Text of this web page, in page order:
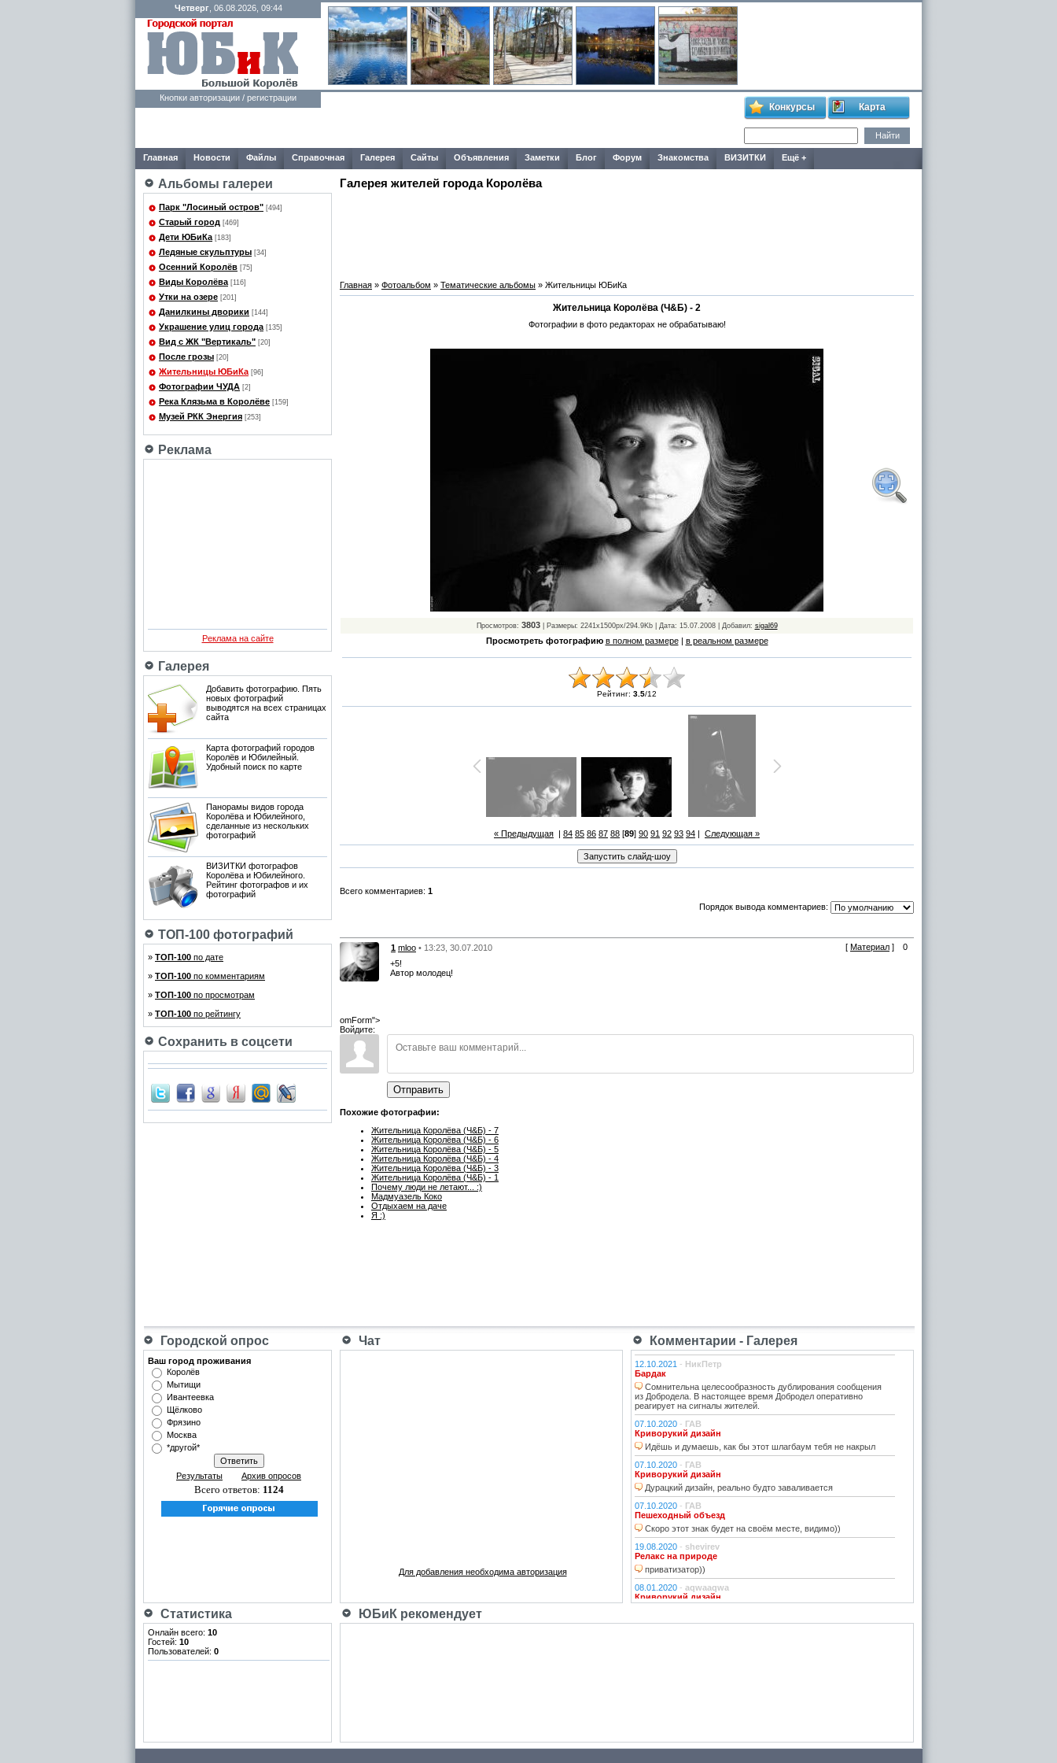
Четверг, 06.08.2026, 09:44
Кнопки авторизации / регистрации
Конкурсы Карта
Главная Новости Файлы Справочная Галерея Сайты Объявления Заметки Блог Форум Знакомства ВИЗИТКИ Ещё +
Альбомы галереи
Парк "Лосиный остров" [494]
Старый город [469]
Дети ЮБиКа [183]
Ледяные скульптуры [34]
Осенний Королёв [75]
Виды Королёва [116]
Утки на озере [201]
Данилкины дворики [144]
Украшение улиц города [135]
Вид с ЖК "Вертикаль" [20]
После грозы [20]
Жительницы ЮБиКа [96]
Фотографии ЧУДА [2]
Река Клязьма в Королёве [159]
Музей РКК Энергия [253]
Реклама
Реклама на сайте
Галерея
Добавить фотографию. Пять
новых фотографий
выводятся на всех страницах
сайта
Карта фотографий городов
Королёв и Юбилейный.
Удобный поиск по карте
Панорамы видов города
Королёва и Юбилейного,
сделанные из нескольких
фотографий
ВИЗИТКИ фотографов
Королёва и Юбилейного.
Рейтинг фотографов и их
фотографий
ТОП-100 фотографий
» ТОП-100 по дате
» ТОП-100 по комментариям
» ТОП-100 по просмотрам
» ТОП-100 по рейтингу
Сохранить в соцсети
Галерея жителей города Королёва
Главная » Фотоальбом » Тематические альбомы » Жительницы ЮБиКа
Жительница Королёва (Ч&Б) - 2
Фотографии в фото редакторах не обрабатываю!
Просмотров: 3803| Размеры: 2241x1500px/294.9Kb | Дата: 15.07.2008 | Добавил: sigal69
Просмотреть фотографию в полном размере| в реальном размере
Рейтинг: 3.5/12
« Предыдущая | 84 85 86 87 88 [89] 90 91 92 93 94 | Следующая »
Всего комментариев: 1
Порядок вывода комментариев:
[ Материал ] 0
1 mloo • 13:23, 30.07.2010
+5!
Автор молодец!
omForm">
Войдите:
Отправить
Похожие фотографии:
Жительница Королёва (Ч&Б) - 7
Жительница Королёва (Ч&Б) - 6
Жительница Королёва (Ч&Б) - 5
Жительница Королёва (Ч&Б) - 4
Жительница Королёва (Ч&Б) - 3
Жительница Королёва (Ч&Б) - 1
Почему люди не летают... :)
Мадмуазель Коко
Отдыхаем на даче
Я :)
Городской опрос Чат Комментарии - Галерея
Ваш город проживания
Королёв
Мытищи
Ивантеевка
Щёлково
Фрязино
Москва
*другой*
Результаты Архив опросов
Всего ответов: 1124
Для добавления необходима авторизация
12.10.2021 - НикПетр
Бардак
Сомнительна целесообразность дублирования сообщения
из Добродела. В настоящее время Добродел оперативно
реагирует на сигналы жителей.
07.10.2020 - ГАВ
Криворукий дизайн
Идёшь и думаешь, как бы этот шлагбаум тебя не накрыл
07.10.2020 - ГАВ
Криворукий дизайн
Дурацкий дизайн, реально будто заваливается
07.10.2020 - ГАВ
Пешеходный объезд
Скоро этот знак будет на своём месте, видимо))
19.08.2020 - shevirev
Релакс на природе
приватизатор))
08.01.2020 - aqwaaqwa
Криворукий дизайн
По предпросмотру фото показалось, что это гриб в листьях
Статистика ЮБиК рекомендует
Онлайн всего: 10
Гостей: 10
Пользователей: 0